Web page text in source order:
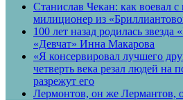
Станислав Чекан: как воевал
милиционер из
100 лет назад родилась
«Девчат» Инна Макарова
«Я консервировал лучшего
четверть века резал людей на
разрежут его
Лермонтов, он же Лермантов,